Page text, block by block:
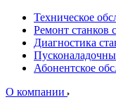
Техническое
Ремонт станков
Диагностика
Абонентское
О компании